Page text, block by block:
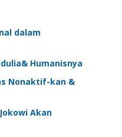
dalam
Humanisnya
Nonaktif-kan &
Akan